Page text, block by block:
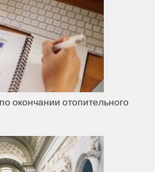
окончании отопительного